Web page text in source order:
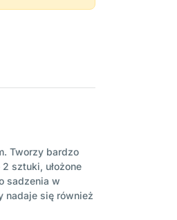
Tworzy bardzo
sztuki, ułożone
sadzenia w
nadaje się również